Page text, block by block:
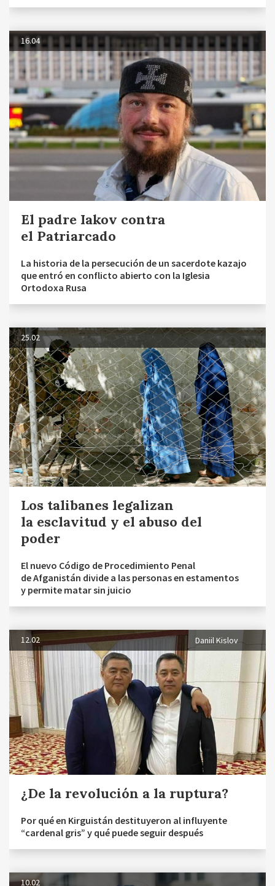
16.04
El padre Iakov contra
el Patriarcado
La historia de la persecución de un sacerdote kazajo
que entró en conflicto abierto con la Iglesia
Ortodoxa Rusa
25.02
Los talibanes legalizan
la esclavitud y el abuso del
poder
El nuevo Código de Procedimiento Penal
de Afganistán divide a las personas en estamentos
y permite matar sin juicio
12.02 Daniil Kislov
¿De la revolución a la ruptura?
Por qué en Kirguistán destituyeron al influyente
“cardenal gris” y qué puede seguir después
10.02